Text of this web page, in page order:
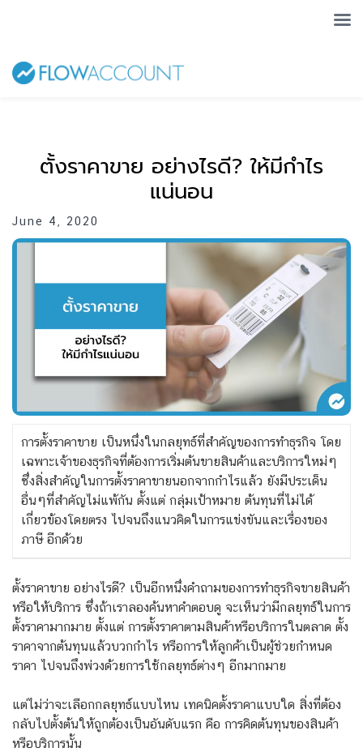
ตั้งราคาขาย อย่างไรดี? ให้มีกำไร
แน่นอน
June 4, 2020
การตั้งราคาขาย เป็นหนึ่งในกลยุทธ์ที่สำคัญของการทำธุรกิจ โดย
เฉพาะเจ้าของธุรกิจที่ต้องการเริ่มต้นขายสินค้าและบริการใหม่ๆ
ซึ่งสิ่งสำคัญในการตั้งราคาขายนอกจากกำไรแล้ว ยังมีประเด็น
อื่นๆที่สำคัญไม่แพ้กัน ตั้งแต่ กลุ่มเป้าหมาย ต้นทุนที่ไม่ได้
เกี่ยวข้องโดยตรง ไปจนถึงแนวคิดในการแข่งขันและเรื่องของ
ภาษี อีกด้วย
ตั้งราคาขาย อย่างไรดี? เป็นอีกหนึ่งคำถามของการทำธุรกิจขายสินค้า
หรือให้บริการ ซึ่งถ้าเราลองค้นหาคำตอบดู จะเห็นว่ามีกลยุทธ์ในการ
ตั้งราคามากมาย ตั้งแต่ การตั้งราคาตามสินค้าหรือบริการในตลาด ตั้ง
ราคาจากต้นทุนแล้วบวกกำไร หรือการให้ลูกค้าเป็นผู้ช่วยกำหนด
ราคา ไปจนถึงพ่วงด้วยการใช้กลยุทธ์ต่างๆ อีกมากมาย
แต่ไม่ว่าจะเลือกกลยุทธ์แบบไหน เทคนิคตั้งราคาแบบใด สิ่งที่ต้อง
กลับไปตั้งต้นให้ถูกต้องเป็นอันดับแรก คือ การคิดต้นทุนของสินค้า
หรือบริการนั้น